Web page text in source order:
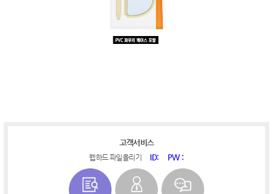
고객서비스
웹하드 파일올리기 ID: PW :